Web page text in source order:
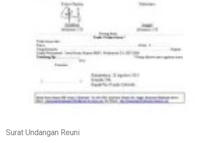
Surat Undangan Reuni